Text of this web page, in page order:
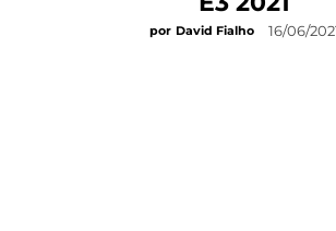
por David Fialho 16/06/